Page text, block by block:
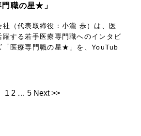
職の星★」
社（代表取締役：小瀧 歩）は、医
躍する若手医療専門職へのインタビ
「医療専門職の星★」を、YouTub
1 2 … 5 Next >>